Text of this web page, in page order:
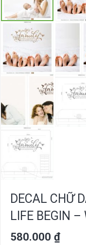
DECAL CHỮ
LIFE BEGIN
580.000 ₫